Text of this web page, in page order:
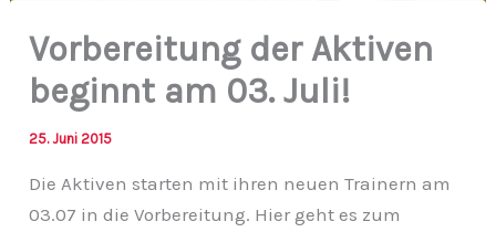
Vorbereitung der Aktiven
beginnt am 03. Juli!
25. Juni 2015
Die Aktiven starten mit ihren neuen Trainern am
03.07 in die Vorbereitung. Hier geht es zum